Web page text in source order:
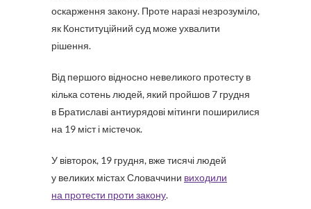
оскарження закону. Проте наразі незрозуміло,
як Конституційний суд може ухвалити
рішення.
Від першого відносно невеликого протесту в
кілька сотень людей, який пройшов 7 грудня
в Братиславі антиурядові мітинги поширилися
на 19 міст і містечок.
У вівторок, 19 грудня, вже тисячі людей
у великих містах Словаччини виходили
на протести проти закону.